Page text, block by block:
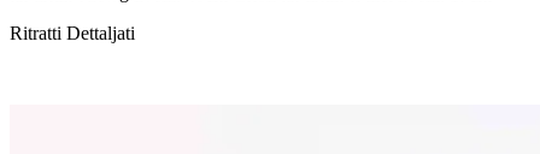
Ritratti Dettaljati